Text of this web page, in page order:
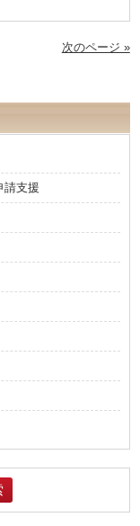
次のページ »
請支援